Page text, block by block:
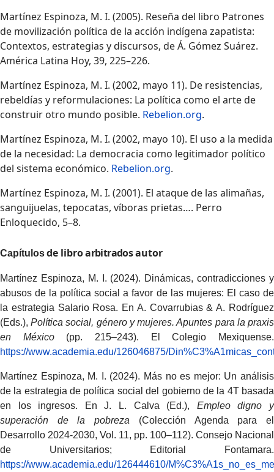
Martínez Espinoza, M. I. (2005). Reseña del libro Patrones
de movilización política de la acción indígena zapatista:
Contextos, estrategias y discursos, de Á. Gómez Suárez.
América Latina Hoy, 39, 225–226.
Martínez Espinoza, M. I. (2002, mayo 11). De resistencias,
rebeldías y reformulaciones: La política como el arte de
construir otro mundo posible. Rebelion.org.
Martínez Espinoza, M. I. (2002, mayo 10). El uso a la medida
de la necesidad: La democracia como legitimador político
del sistema económico. Rebelion.org.
Martínez Espinoza, M. I. (2001). El ataque de las alimañas,
sanguijuelas, tepocatas, víboras prietas…. Perro
Enloquecido, 5–8.
Capítulos de libroarbitradosautor
Martínez Espinoza, M. I. (2024). Dinámicas, contradicciones y
abusos de la política social a favor de las mujeres: El caso de
la estrategia Salario Rosa. En A. Covarrubias & A. Rodríguez
(Eds.),Política social, género y mujeres. Apuntes para la praxis
en México(pp. 215–243). El Colegio Mexiquense.
https://www.academia.edu/126046875/
Martínez Espinoza, M. I. (2024). Más no es mejor: Un análisis
de la estrategia de política social del gobierno de la 4T basada
en los ingresos. En J. L. Calva (Ed.), Empleo digno y
superación de la pobreza (Colección Agenda para el
Desarrollo 2024-2030, Vol. 11, pp. 100–112). Consejo Nacional
de Universitarios; Editorial Fontamara.
https://www.academia.edu/126444610/